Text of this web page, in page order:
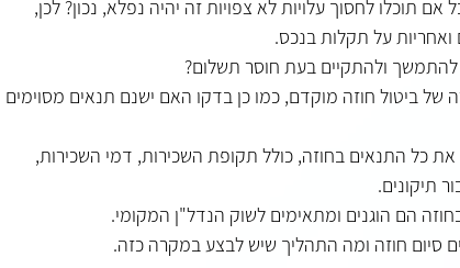
תוכלו לחסוך עלויות לא צפויות זה יהיה נפלא, נכון? לכן,
ואחריות על תקלות בנכס.
להתמשך ולהתקיים בעת חוסר תשלום?
של ביטול חוזה מוקדם, כמו כן בדקו האם ישנם תנאים מסוימים
כל התנאים בחוזה, כולל תקופת השכירות, דמי השכירות,
תיקונים.